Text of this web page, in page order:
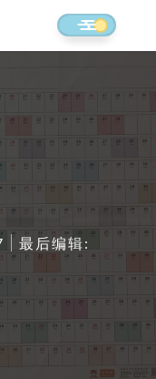
最后编辑: